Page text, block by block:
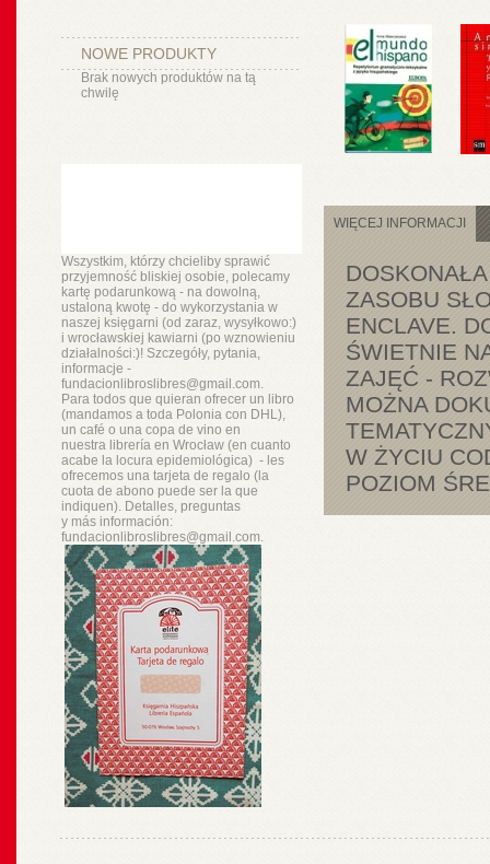
NOWE PRODUKTY
Brak nowych produktów na tą
chwilę
Wszystkim, którzy chcieliby sprawić
przyjemność bliskiej osobie, polecamy
kartę podarunkową - na dowolną,
ustaloną kwotę - do wykorzystania w
naszej księgarni (od zaraz, wysyłkowo:)
i wrocławskiej kawiarni (po wznowieniu
działalności:)! Szczegóły, pytania,
informacje -
fundacionlibroslibres@gmail.com.
Para todos que quieran ofrecer un libro
(mandamos a toda Polonia con DHL),
un café o una copa de vino en
nuestra libreríaen Wrocław (en cuanto
acabe la locura epidemiológica) - les
ofrecemos una tarjeta de regalo (la
cuota de abono puede ser la que
indiquen). Detalles, preguntas
y másinformación:
fundacionlibroslibres@gmail.com.
WIĘCEJ INFORMACJI
ZASOBU
ENCLAVE.
ŚWIETNIE
ZAJĘĆ -
MOŻNA
W ŻYCIU
POZIOM